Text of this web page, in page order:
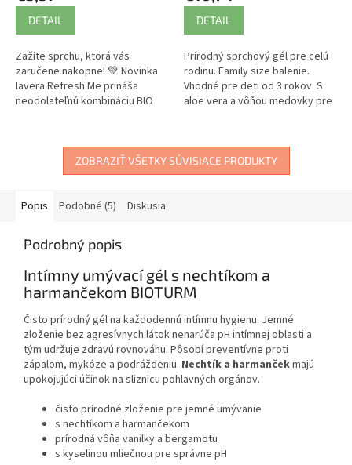
DETAIL
Zažite sprchu, ktorá vás
zaručene nakopne! 💚 Novinka
lavera Refresh Me prináša
neodolateľnú kombináciu BIO
DETAIL
Prírodný sprchový gél pre celú
rodinu. Family size balenie.
Vhodné pre deti od 3 rokov. S
aloe vera a vôňou medovky pre
ZOBRAZIŤ VŠETKY SÚVISIACE PRODUKTY
Popis Podobné (5) Diskusia
Podrobný popis
Intímny umývací gél s nechtíkom a
harmančekom BIOTURM
Čisto prírodný gél na každodennú intímnu hygienu. Jemné
zloženie bez agresívnych látok nenarúča pH intímnej oblasti a
tým udržuje zdravú rovnováhu. Pôsobí preventívne proti
zápalom, mykóze a podráždeniu. Nechtík a harmančekmajú
upokojujúci účinok na sliznicu pohlavných orgánov.
čisto prírodné zloženie pre jemné umývanie
s nechtíkom a harmančekom
prírodná vôňa vanilky a bergamotu
s kyselinou mliečnou pre správne pH